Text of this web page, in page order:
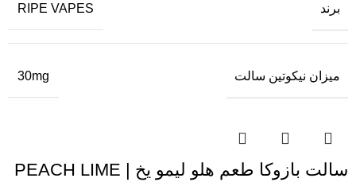
برند RIPE VAPES
میزان نیکوتین سالت 30mg
سالت بازوکا طعم هلو لیمو یخ | PEACH LIME